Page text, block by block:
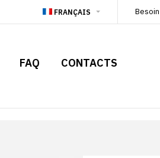
FRANÇAIS
FAQ CONTACTS